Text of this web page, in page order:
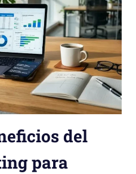
del
para